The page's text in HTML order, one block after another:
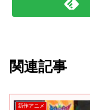
関連記事
新作アニメ